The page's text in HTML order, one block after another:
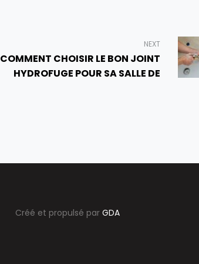
NEXT
COMMENT CHOISIR LE BON JOINT
HYDROFUGE POUR SA SALLE DE
Créé et propulsé par GDA